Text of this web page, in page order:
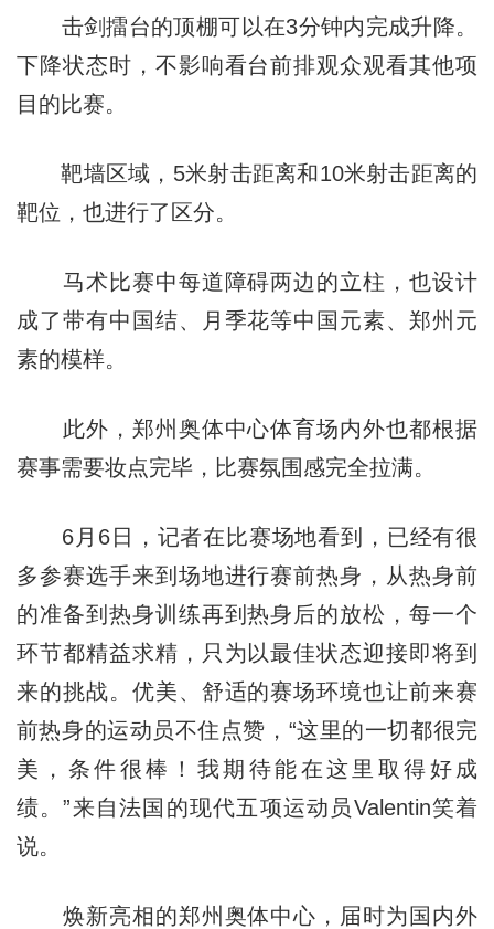
击剑擂台的顶棚可以在3分钟内完成升降。
下降状态时，不影响看台前排观众观看其他项
目的比赛。
靶墙区域，5米射击距离和10米射击距离的
靶位，也进行了区分。
马术比赛中每道障碍两边的立柱，也设计
成了带有中国结、月季花等中国元素、郑州元
素的模样。
此外，郑州奥体中心体育场内外也都根据
赛事需要妆点完毕，比赛氛围感完全拉满。
6月6日，记者在比赛场地看到，已经有很
多参赛选手来到场地进行赛前热身，从热身前
的准备到热身训练再到热身后的放松，每一个
环节都精益求精，只为以最佳状态迎接即将到
来的挑战。优美、舒适的赛场环境也让前来赛
前热身的运动员不住点赞，“这里的一切都很完
美，条件很棒！我期待能在这里取得好成
绩。”来自法国的现代五项运动员Valentin笑着
说。
焕新亮相的郑州奥体中心，届时为国内外